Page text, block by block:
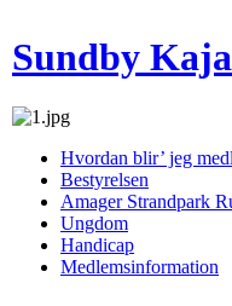
Sundby
Hvordan blir’ jeg
Bestyrelsen
Amager Strandpark
Ungdom
Handicap
Medlemsinformation